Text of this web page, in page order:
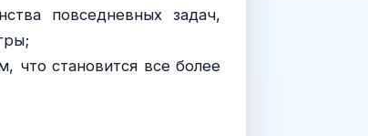
повседневных задач,
что становится все более